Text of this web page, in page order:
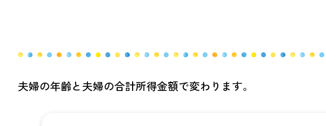
夫婦の年齢と夫婦の合計所得金額で変わります。